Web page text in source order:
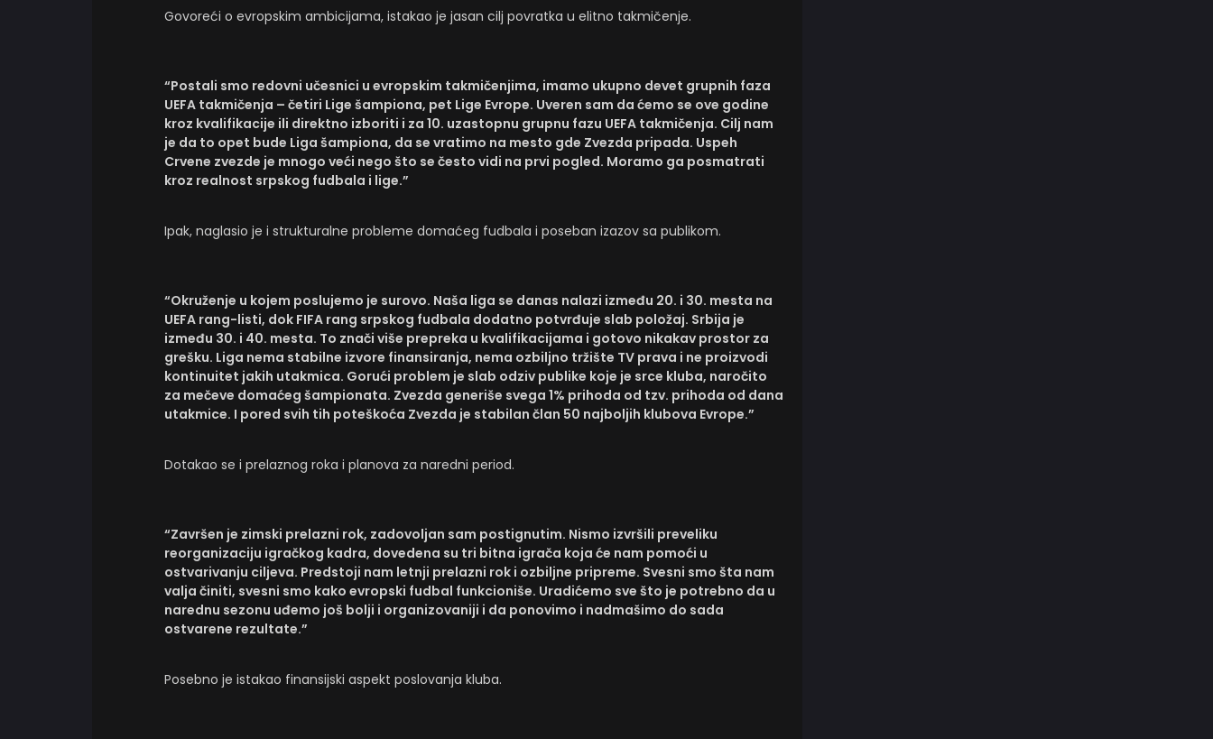
Govoreći o evropskim ambicijama, istakao je jasan cilj povratka u elitno takmičenje.
“Postali smo redovni učesnici u evropskim takmičenjima, imamo ukupno devet grupnih faza
UEFA takmičenja – četiri Lige šampiona, pet Lige Evrope. Uveren sam da ćemo se ove godine
kroz kvalifikacije ili direktno izboriti i za 10. uzastopnu grupnu fazu UEFA takmičenja. Cilj nam
je da to opet bude Liga šampiona, da se vratimo na mesto gde Zvezda pripada. Uspeh
Crvene zvezde je mnogo veći nego što se često vidi na prvi pogled. Moramo ga posmatrati
kroz realnost srpskog fudbala i lige.”
Ipak, naglasio je i strukturalne probleme domaćeg fudbala i poseban izazov sa publikom.
“Okruženje u kojem poslujemo je surovo. Naša liga se danas nalazi između 20. i 30. mesta na
UEFA rang-listi, dok FIFA rang srpskog fudbala dodatno potvrđuje slab položaj. Srbija je
između 30. i 40. mesta. To znači više prepreka u kvalifikacijama i gotovo nikakav prostor za
grešku. Liga nema stabilne izvore finansiranja, nema ozbiljno tržište TV prava i ne proizvodi
kontinuitet jakih utakmica. Gorući problem je slab odziv publike koje je srce kluba, naročito
za mečeve domaćeg šampionata. Zvezda generiše svega 1% prihoda od tzv. prihoda od dana
utakmice. I pored svih tih poteškoća Zvezda je stabilan član 50 najboljih klubova Evrope.”
Dotakao se i prelaznog roka i planova za naredni period.
“Završen je zimski prelazni rok, zadovoljan sam postignutim. Nismo izvršili preveliku
reorganizaciju igračkog kadra, dovedena su tri bitna igrača koja će nam pomoći u
ostvarivanju ciljeva. Predstoji nam letnji prelazni rok i ozbiljne pripreme. Svesni smo šta nam
valja činiti, svesni smo kako evropski fudbal funkcioniše. Uradićemo sve što je potrebno da u
narednu sezonu uđemo još bolji i organizovaniji i da ponovimo i nadmašimo do sada
ostvarene rezultate.”
Posebno je istakao finansijski aspekt poslovanja kluba.